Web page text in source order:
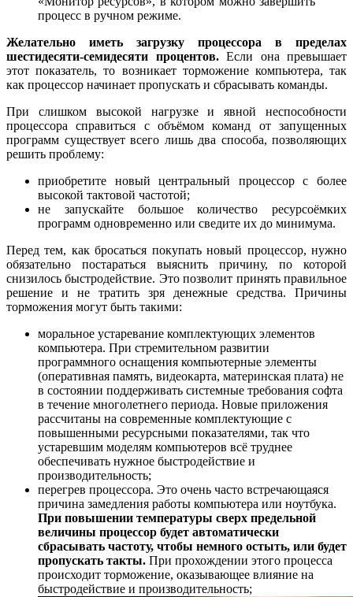
процесс в ручном режиме.
Желательно иметь загрузку процессора в пределах
шестидесяти-семидесяти процентов. Если она превышает
этот показатель, то возникает торможение компьютера, так
как процессор начинает пропускать и сбрасывать команды.
При слишком высокой нагрузке и явной неспособности
процессора справиться с объёмом команд от запущенных
программ существует всего лишь два способа, позволяющих
решить проблему:
приобретите новый центральный процессор с более
высокой тактовой частотой;
не запускайте большое количество ресурсоёмких
программ одновременно или сведите их до минимума.
Перед тем, как бросаться покупать новый процессор, нужно
обязательно постараться выяснить причину, по которой
снизилось быстродействие. Это позволит принять правильное
решение и не тратить зря денежные средства. Причины
торможения могут быть такими:
моральное устаревание комплектующих элементов
компьютера. При стремительном развитии
программного оснащения компьютерные элементы
(оперативная память, видеокарта, материнская плата) не
в состоянии поддерживать системные требования софта
в течение многолетнего периода. Новые приложения
рассчитаны на современные комплектующие с
повышенными ресурсными показателями, так что
устаревшим моделям компьютеров всё труднее
обеспечивать нужное быстродействие и
производительность;
перегрев процессора. Это очень часто встречающаяся
причина замедления работы компьютера или ноутбука.
При повышении температуры сверх предельной
величины процессор будет автоматически
сбрасывать частоту, чтобы немного остыть, или будет
пропускать такты. При прохождении этого процесса
происходит торможение, оказывающее влияние на
быстродействие и производительность;